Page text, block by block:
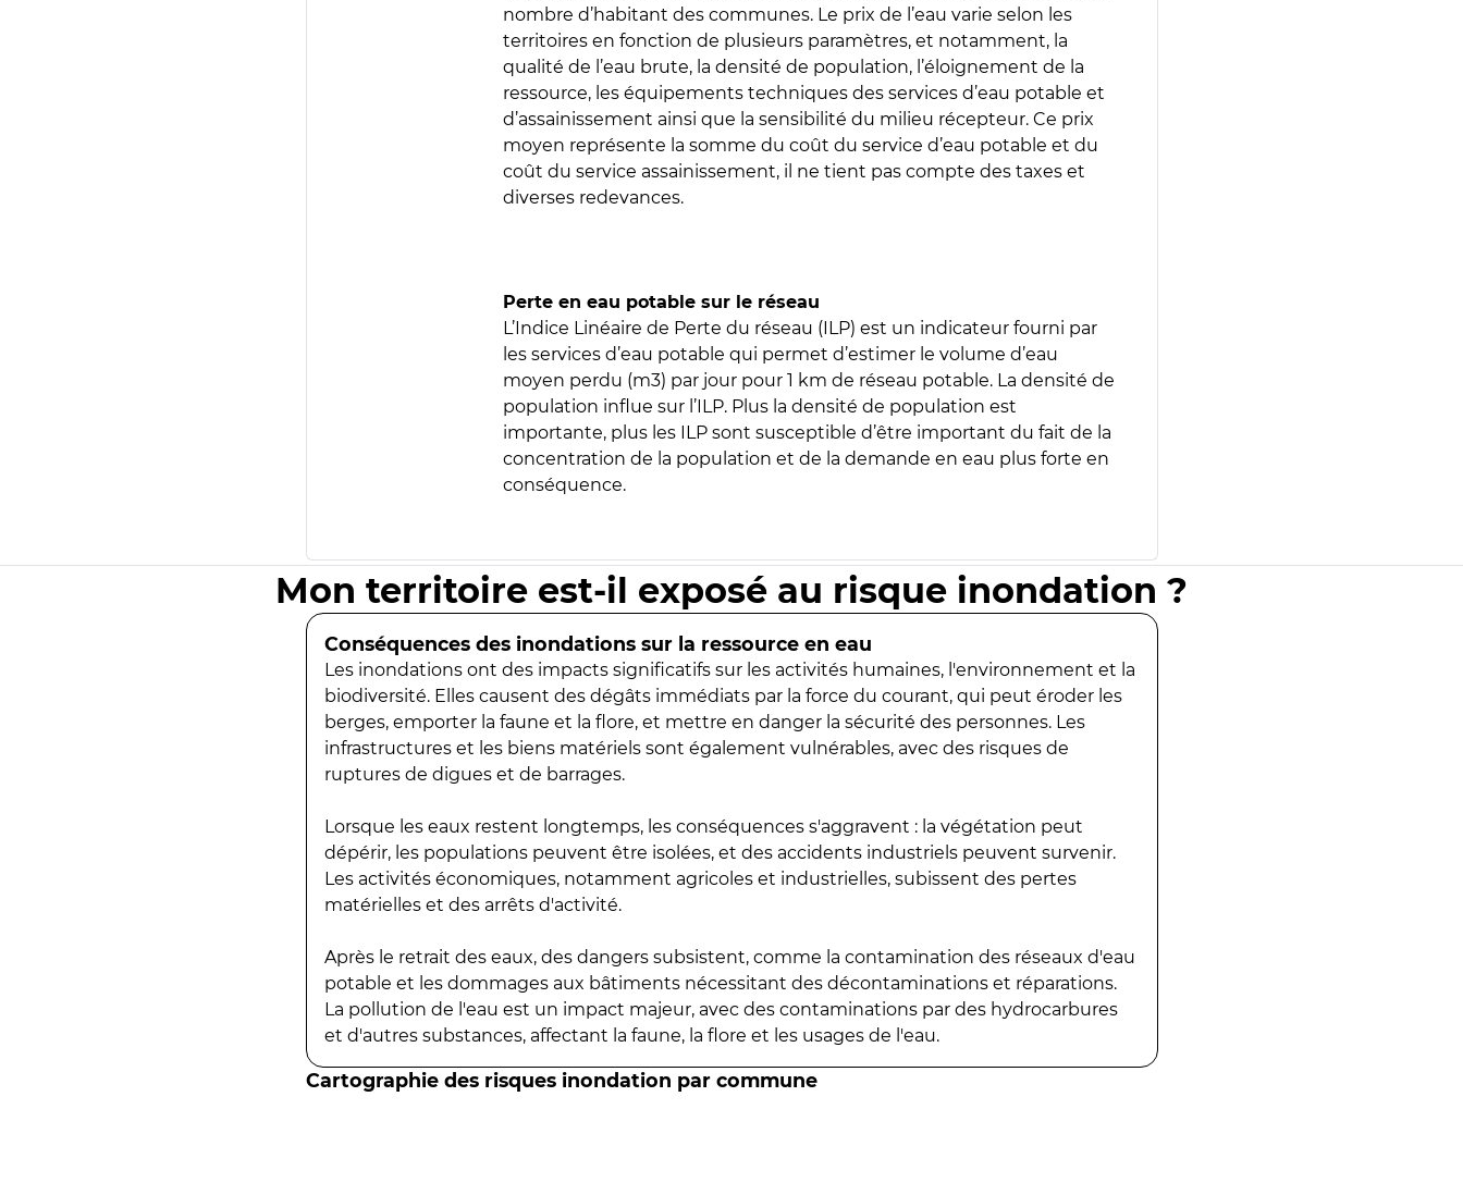
nombre d’habitant des communes. Le prix de l’eau varie selon les
territoires en fonction de plusieurs paramètres, et notamment, la
qualité de l’eau brute, la densité de population, l’éloignement de la
ressource, les équipements techniques des services d’eau potable et
d’assainissement ainsi que la sensibilité du milieu récepteur. Ce prix
moyen représente la somme du coût du service d’eau potable et du
coût du service assainissement, il ne tient pas compte des taxes et
diverses redevances.
Perte en eau potable sur le réseau
L’Indice Linéaire de Perte du réseau (ILP) est un indicateur fourni par
les services d’eau potable qui permet d’estimer le volume d’eau
moyen perdu (m3) par jour pour 1 km de réseau potable. La densité de
population influe sur l’ILP. Plus la densité de population est
importante, plus les ILP sont susceptible d’être important du fait de la
concentration de la population et de la demande en eau plus forte en
conséquence.
Mon territoire est-il exposé au risque inondation ?
Conséquences des inondations sur la ressource en eau
Les inondations ont des impacts significatifs sur les activités humaines, l'environnement et la
biodiversité. Elles causent des dégâts immédiats par la force du courant, qui peut éroder les
berges, emporter la faune et la flore, et mettre en danger la sécurité des personnes. Les
infrastructures et les biens matériels sont également vulnérables, avec des risques de
ruptures de digues et de barrages.
Lorsque les eaux restent longtemps, les conséquences s'aggravent : la végétation peut
dépérir, les populations peuvent être isolées, et des accidents industriels peuvent survenir.
Les activités économiques, notamment agricoles et industrielles, subissent des pertes
matérielles et des arrêts d'activité.
Après le retrait des eaux, des dangers subsistent, comme la contamination des réseaux d'eau
potable et les dommages aux bâtiments nécessitant des décontaminations et réparations.
La pollution de l'eau est un impact majeur, avec des contaminations par des hydrocarbures
et d'autres substances, affectant la faune, la flore et les usages de l'eau.
Cartographie des risques inondation par commune